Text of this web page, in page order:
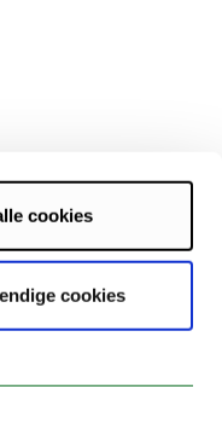
cookies
cookies